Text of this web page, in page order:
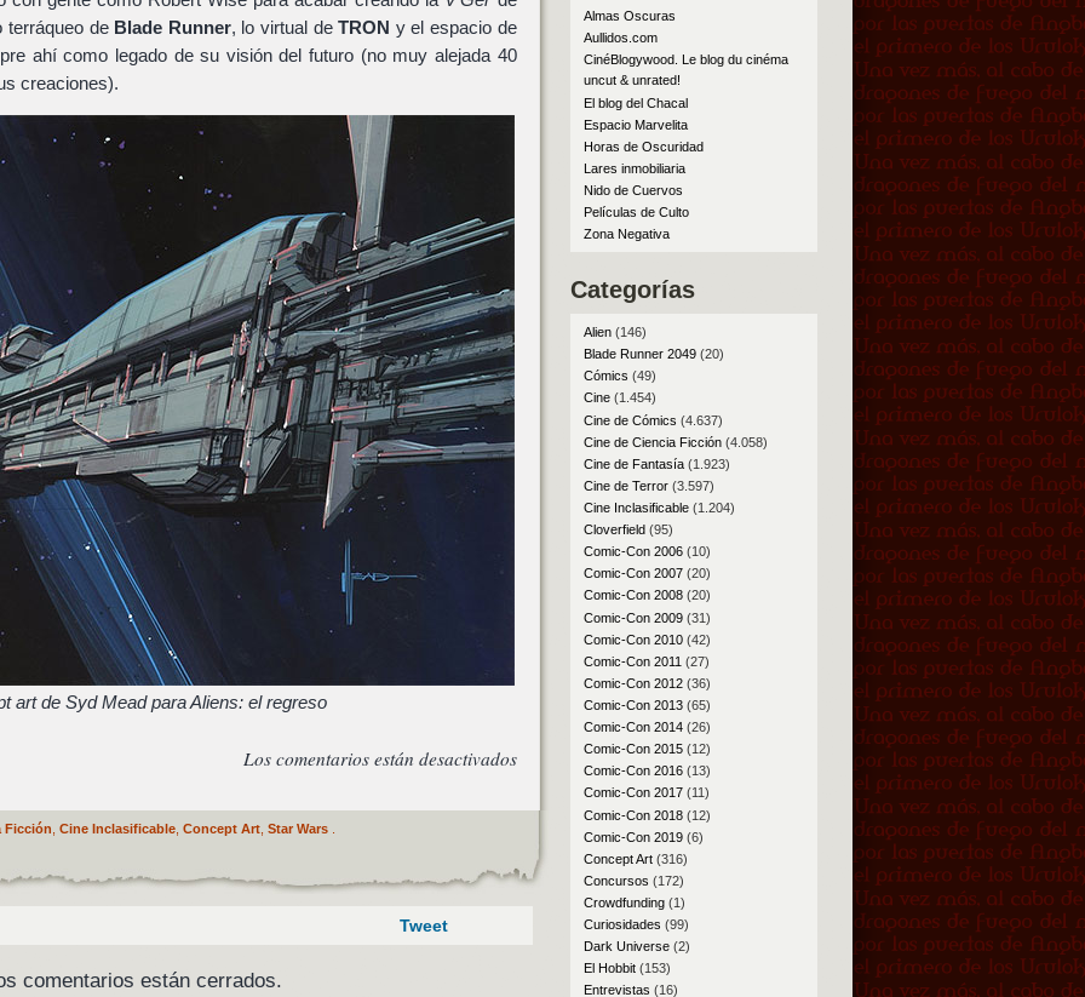
terráqueo de Blade Runner, lo virtual deTRON y el espacio de
ahí como legado de su visión del futuro (no muy alejada 40
creaciones).
art de Syd Mead para Aliens: el regreso
Los comentarios están desactivados
Ficción Cine Inclasificable, Concept Art, Star Wars.
Tweet
comentarios están cerrados.
Almas Oscuras
Aullidos.com
CinéBlogywood. Le blog du cinéma
uncut & unrated!
El blog del Chacal
Espacio Marvelita
Horas de Oscuridad
Lares inmobiliaria
Nido de Cuervos
Películas de Culto
Zona Negativa
Categorías
Alien(146)
Blade Runner 2049(20)
Cómics (49)
Cine(1.454)
Cine de Cómics (4.637)
Cine de Ciencia Ficción(4.058)
Cine de Fantasía(1.923)
Cine de Terror(3.597)
Cine Inclasificable(1.204)
Cloverfield(95)
Comic-Con 2006(10)
Comic-Con 2007(20)
Comic-Con 2008(20)
Comic-Con 2009(31)
Comic-Con 2010(42)
Comic-Con 2011 (27)
Comic-Con 2012(36)
Comic-Con 2013(65)
Comic-Con 2014(26)
Comic-Con 2015(12)
Comic-Con 2016(13)
Comic-Con 2017(11)
Comic-Con 2018(12)
Comic-Con 2019(6)
Concept Art(316)
Concursos (172)
Crowdfunding(1)
Curiosidades (99)
Dark Universe(2)
El Hobbit(153)
Entrevistas (16)